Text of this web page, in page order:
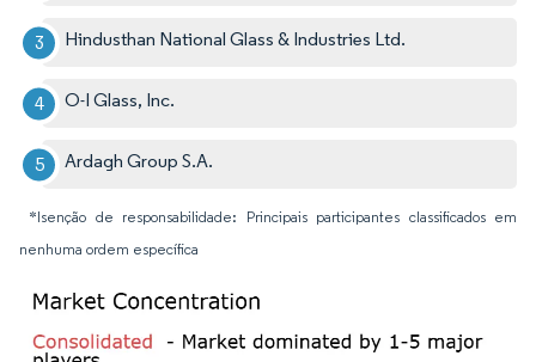
Hindusthan National Glass & Industries Ltd.
O-I Glass, Inc.
Ardagh Group S.A.
*Isenção de responsabilidade: Principais participantes classificados em
nenhuma ordem específica